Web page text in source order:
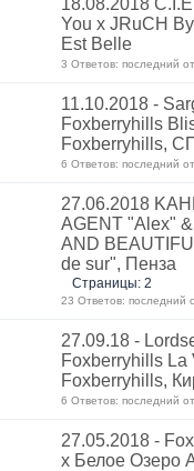
18.08.2018
You x JRuCH
Est Belle
3 Ответов: последний
11.10.2018 -
Foxberryhills
Foxberryhills,
6 Ответов: последний
27.06.2018
AGENT "Alex"
AND
de sur", Пенза
Страницы: 2
23 Ответов: последний
27.09.18 -
Foxberryhills La
Foxberryhills,
6 Ответов: последний
27.05.2018 -
x Белое Озеро